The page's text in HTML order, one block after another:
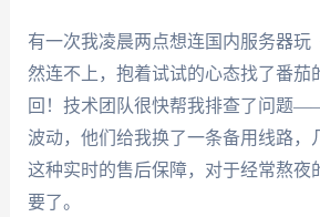
有一次我凌晨两点想连国内服务器玩
然连不上，抱着试试的心态找了番茄
回！技术团队很快帮我排查了问题
波动，他们给我换了一条备用线路，
这种实时的售后保障，对于经常熬夜
要了。